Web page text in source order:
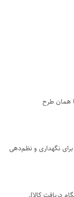
همان طرح
نگهداری و نظم‌دهی